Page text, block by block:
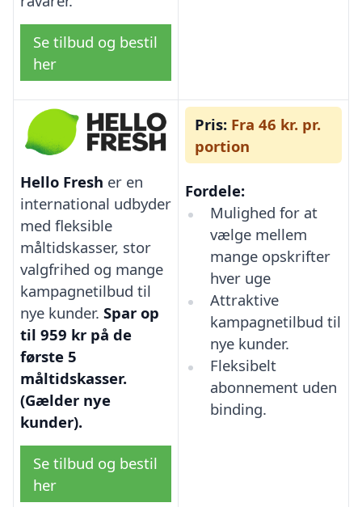
Se tilbud og bestil
her
Hello Fresh er en
international udbyder
med fleksible
måltidskasser, stor
valgfrihed og mange
kampagnetilbud til
nye kunder. Spar op
til 959 kr på de
første 5
måltidskasser.
(Gælder nye
kunder).
Se tilbud og bestil
her
Pris: Fra 46 kr. pr.
portion
Fordele:
Mulighed for at
vælge mellem
mange opskrifter
hver uge
Attraktive
kampagnetilbud til
nye kunder.
Fleksibelt
abonnement uden
binding.